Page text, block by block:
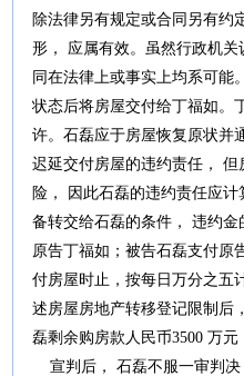
除法律另有规定或合同另有约
形， 应属有效。虽然行政机
同在法律上或事实上均系可能
状态后将房屋交付给丁福如。
许。石磊应于房屋恢复原状并
迟延交付房屋的违约责任，
险， 因此石磊的违约责任应
备转交给石磊的条件， 违约
原告丁福如；被告石磊支付原
付房屋时止，按每日万分之五
述房屋房地产转移登记限制后
磊剩余购房款人民币3500 万元
宣判后， 石磊不服一审判决